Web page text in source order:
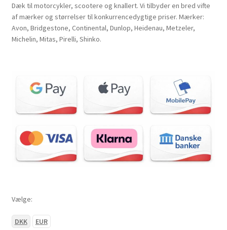
Dæk til motorcykler, scootere og knallert. Vi tilbyder en bred vifte
af mærker og størrelser til konkurrencedygtige priser. Mærker:
Avon, Bridgestone, Continental, Dunlop, Heidenau, Metzeler,
Michelin, Mitas, Pirelli, Shinko.
Vælge:
DKK EUR